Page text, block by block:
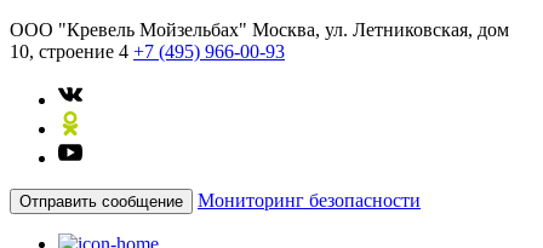
ООО "Кревель Мойзельбах" Москва, ул. Летниковская, дом
10, строение 4 +7 (495) 966-00-93
Отправить сообщение Мониторинг безопасности